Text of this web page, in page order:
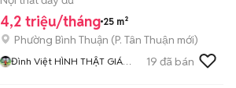
4,2 triệu/tháng 25 m²
Phường Bình Thuận (P. Tân Thuận mới)
Đình Việt HÌNH THẬT GIÁ
19 đã bán